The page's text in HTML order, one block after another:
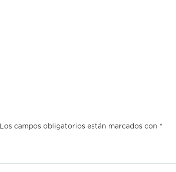
Los campos obligatorios están marcados con *